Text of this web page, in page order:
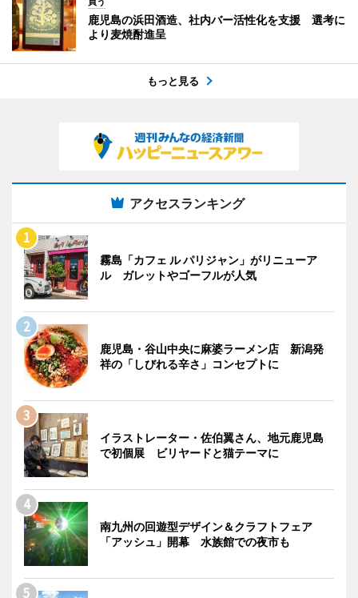
鹿児島の浜田酒造、社内バー活性化を支援 選考に
より麦焼酎進呈
もっと見る
アクセスランキング
霧島「カフェ ル パリジャン」がリニューア
ル ガレットやゴーフルが人気
鹿児島・谷山中央に麻婆ラーメン店 新潟発
祥の「しびれる辛さ」コンセプトに
イラストレーター・佐伯翼さん、地元鹿児島
で初個展 ビリヤードと猫テーマに
南九州の回遊型デザイン＆クラフトフェア
「アッシュ」開幕 水族館での夜市も